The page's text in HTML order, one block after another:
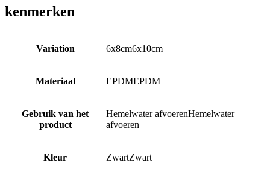
kenmerken
Variation 6x8cm6x10cm
Materiaal EPDMEPDM
Gebruik van het
product
Hemelwater afvoerenHemelwater
afvoeren
Kleur ZwartZwart